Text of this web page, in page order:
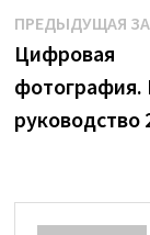
по
записям
ПРЕДЫДУЩАЯ
Цифровая
фотография.
руководство